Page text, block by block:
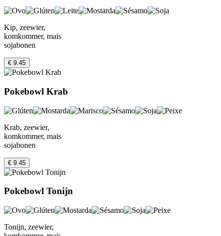
Kip, zeewier,
komkommer, mais
sojabonen
€ 9.45
Pokebowl Krab
Krab, zeewier,
komkommer, mais
sojabonen
€ 9.45
Pokebowl Tonijn
Tonijn, zeewier,